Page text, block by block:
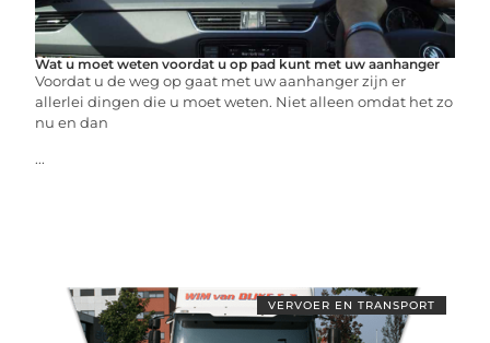
Wat u moet weten voordat u op pad kunt met uw aanhanger
Voordat u de weg op gaat met uw aanhanger zijn er
allerlei dingen die u moet weten. Niet alleen omdat het zo
nu en dan
...
VERVOER EN TRANSPORT